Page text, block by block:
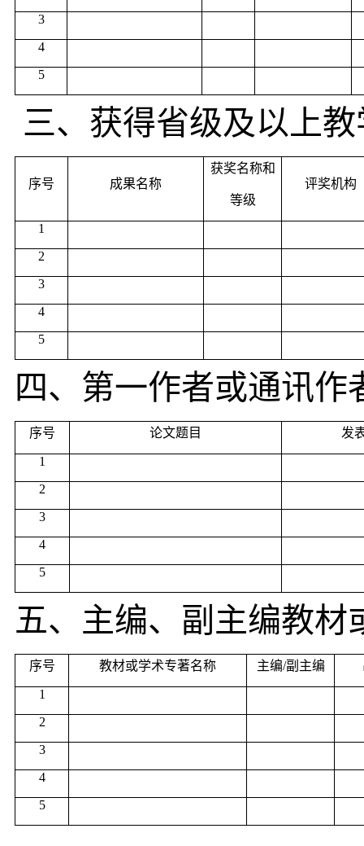
3
4
5
三、获得省级及以上
序号 成果名称
获奖名称和
等级
评奖机构
1
2
3
4
5
四、第一作者或通讯
序号 论文题目 发
1
2
3
4
5
五、主编、副主编教材
序号 教材或学术专著名称 主编/副主编
1
2
3
4
5